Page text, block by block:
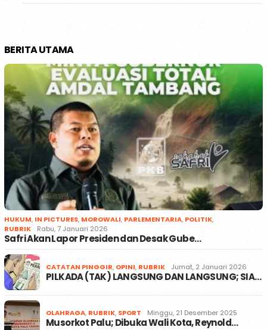
BERITA UTAMA
HUKUM, IN PICTURES, MOROWALI, PARLEMENTARIA, POLITIK,
RUBRIK
Rabu, 7 Januari 2026
Safri Akan Lapor Presiden dan Desak Gube…
CATATAN PINGGIR, OPINI, RUBRIK Jumat, 2 Januari 2026
PILKADA (TAK) LANGSUNG DAN LANGSUNG; SIA…
OLAHRAGA, RUBRIK, SPORT Minggu, 21 Desember 2025
Musorkot Palu; Dibuka Wali Kota, Reynold…